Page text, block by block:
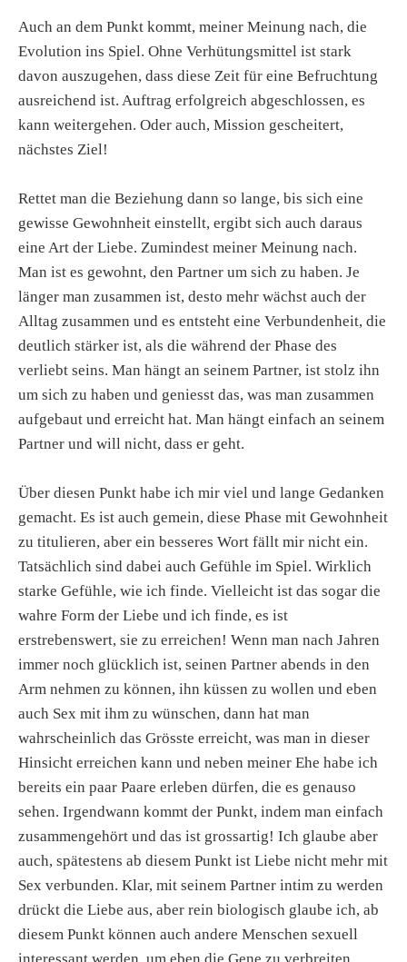
Auch an dem Punkt kommt, meiner Meinung nach, die
Evolution ins Spiel. Ohne Verhütungsmittel ist stark
davon auszugehen, dass diese Zeit für eine Befruchtung
ausreichend ist. Auftrag erfolgreich abgeschlossen, es
kann weitergehen. Oder auch, Mission gescheitert,
nächstes Ziel!
Rettet man die Beziehung dann so lange, bis sich eine
gewisse Gewohnheit einstellt, ergibt sich auch daraus
eine Art der Liebe. Zumindest meiner Meinung nach.
Man ist es gewohnt, den Partner um sich zu haben. Je
länger man zusammen ist, desto mehr wächst auch der
Alltag zusammen und es entsteht eine Verbundenheit, die
deutlich stärker ist, als die während der Phase des
verliebt seins. Man hängt an seinem Partner, ist stolz ihn
um sich zu haben und geniesst das, was man zusammen
aufgebaut und erreicht hat. Man hängt einfach an seinem
Partner und will nicht, dass er geht.
Über diesen Punkt habe ich mir viel und lange Gedanken
gemacht. Es ist auch gemein, diese Phase mit Gewohnheit
zu titulieren, aber ein besseres Wort fällt mir nicht ein.
Tatsächlich sind dabei auch Gefühle im Spiel. Wirklich
starke Gefühle, wie ich finde. Vielleicht ist das sogar die
wahre Form der Liebe und ich finde, es ist
erstrebenswert, sie zu erreichen! Wenn man nach Jahren
immer noch glücklich ist, seinen Partner abends in den
Arm nehmen zu können, ihn küssen zu wollen und eben
auch Sex mit ihm zu wünschen, dann hat man
wahrscheinlich das Grösste erreicht, was man in dieser
Hinsicht erreichen kann und neben meiner Ehe habe ich
bereits ein paar Paare erleben dürfen, die es genauso
sehen. Irgendwann kommt der Punkt, indem man einfach
zusammengehört und das ist grossartig! Ich glaube aber
auch, spätestens ab diesem Punkt ist Liebe nicht mehr mit
Sex verbunden. Klar, mit seinem Partner intim zu werden
drückt die Liebe aus, aber rein biologisch glaube ich, ab
diesem Punkt können auch andere Menschen sexuell